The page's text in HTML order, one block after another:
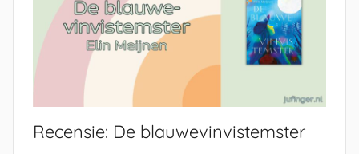
Recensie: De blauwevinvistemster